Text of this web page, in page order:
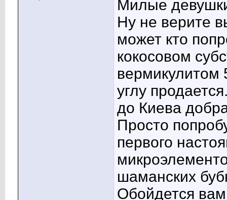
Милые
Ну не верите
может кто
кокосовом
вермикулитом
углу
до Киева
Просто
первого
шаманских
Обойдется вам